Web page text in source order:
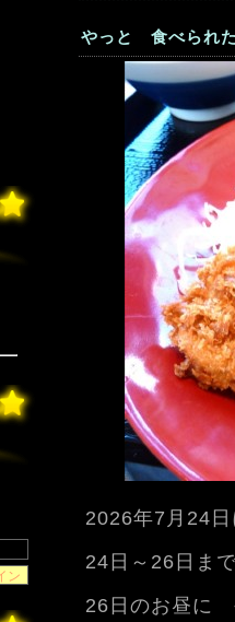
やっと 食べられ
2026年7月24
24日～26日
26日のお昼に